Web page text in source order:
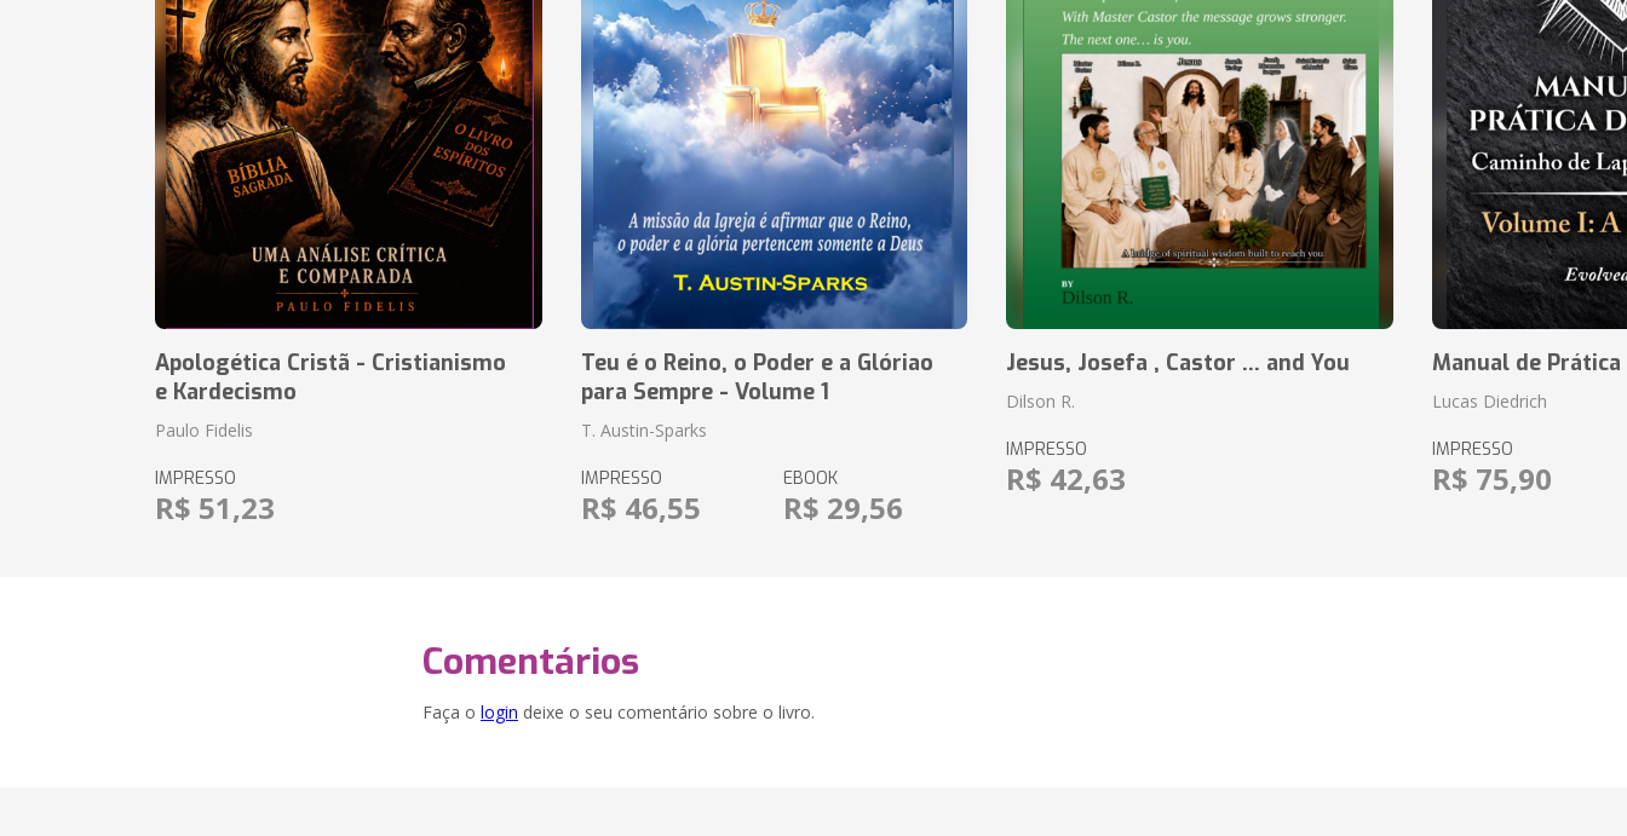
Apologética Cristã - Cristianismo
e Kardecismo
Paulo Fidelis
IMPRESSO
R$ 51,23
Teu é o Reino, o Poder e a Glóriao
para Sempre - Volume 1
T. Austin-Sparks
IMPRESSO
R$ 46,55
EBOOK
R$ 29,56
Jesus, Josefa , Castor ... and You
Dilson R.
IMPRESSO
R$ 42,63
Manual de
Lucas Diedrich
IMPRESSO
R$ 75,90
Comentários
Faça o login deixe o seu comentário sobre o livro.